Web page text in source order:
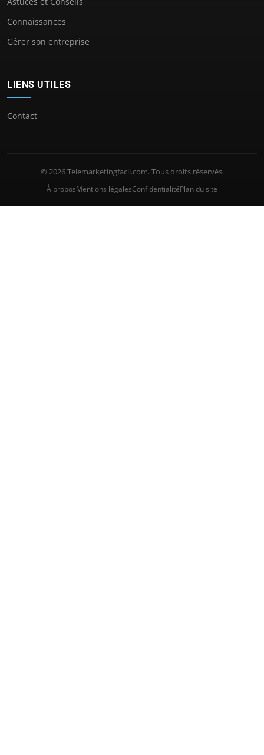
Connaissances
Gérer son entreprise
LIENS UTILES
Contact
© 2026 Telemarketingfacil.com. Tous droits réservés.
À proposMentions légalesConfidentialitéPlan du site